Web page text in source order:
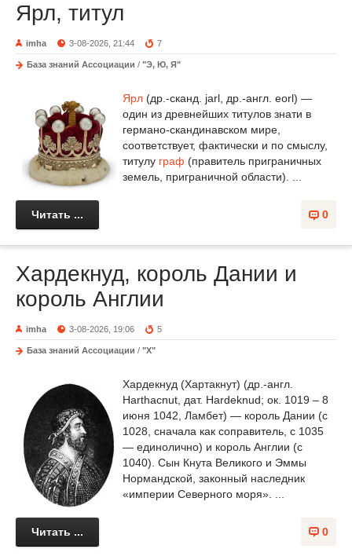
Ярл, титул
imha 3-08-2026, 21:44 7
База знаний Ассоциации / "Э, Ю, Я"
Ярл (др.-сканд. jarl, др.-англ. eorl) —
один из древнейших титулов знати в
германо-скандинавском мире,
соответствует, фактически и по смыслу,
титулу граф (правитель приграничных
земель, приграничной области). ...
0
Читать ...
Хардекнуд, король Дании и
король Англии
imha 3-08-2026, 19:06 5
База знаний Ассоциации / "Х"
Хардекнуд (Хартакнут) (др.-англ.
Harthacnut, дат. Hardeknud; ок. 1019 – 8
июня 1042, Ламбет) — король Дании (с
1028, сначала как соправитель, с 1035
— единолично) и король Англии (с
1040). Сын Кнута Великого и Эммы
Нормандской, законный наследник
«империи Северного моря». ...
0
Читать ...